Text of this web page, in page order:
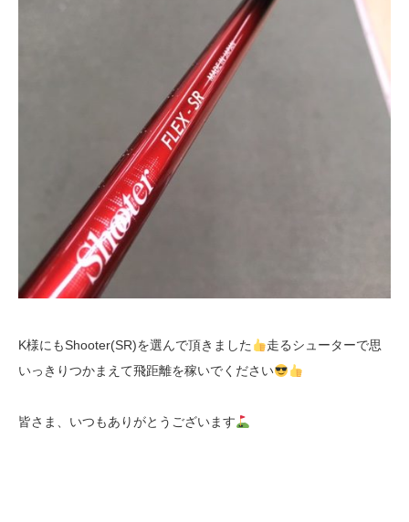
K様にもShooter(SR)を選んで頂きました
走るシューターで思
いっきりつかまえて飛距離を稼いでください
皆さま、いつもありがとうございます